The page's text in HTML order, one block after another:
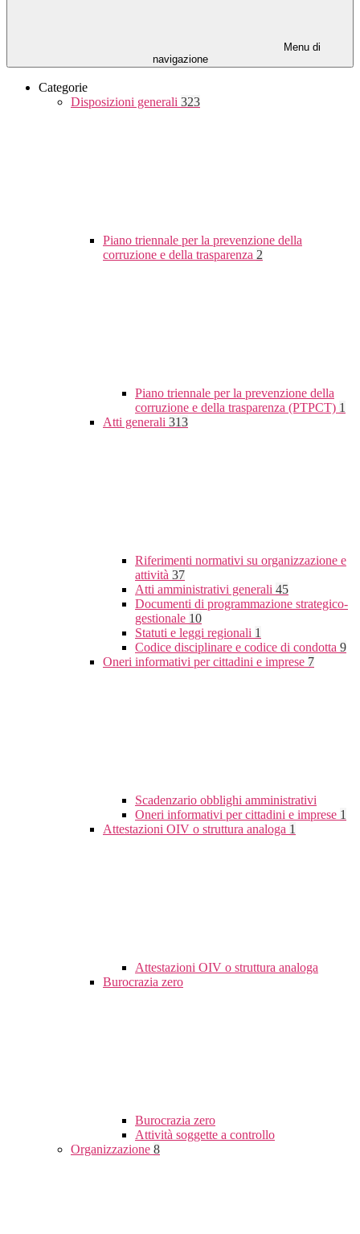
Menu di
navigazione
Categorie
Disposizioni generali 323
Piano triennale per la prevenzione della
corruzione e della trasparenza 2
Piano triennale per la prevenzione della
corruzione e della trasparenza (PTPCT) 1
Atti generali 313
Riferimenti normativi su organizzazione e
attività 37
Atti amministrativi generali 45
Documenti di programmazione strategico-
gestionale 10
Statuti e leggi regionali 1
Codice disciplinare e codice di condotta 9
Oneri informativi per cittadini e imprese 7
Scadenzario obblighi amministrativi
Oneri informativi per cittadini e imprese 1
Attestazioni OIV o struttura analoga 1
Attestazioni OIV o struttura analoga
Burocrazia zero
Burocrazia zero
Attività soggette a controllo
Organizzazione 8